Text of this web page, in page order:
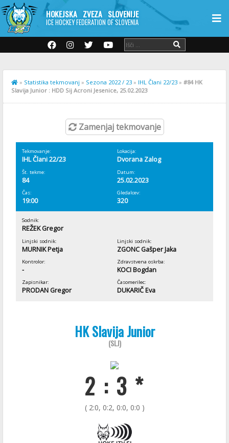
HOKEJSKA ZVEZA SLOVENIJE
ICE HOCKEY FEDERATION OF SLOVENIA
» Statistika tekmovanj » Sezona 2022 / 23 » IHL Člani 22/23 » #84 HK
Slavija Junior : HDD Sij Acroni Jesenice, 25.02.2023
Zamenjaj tekmovanje
Tekmovanje:
IHL Člani 22/23
Lokacija:
Dvorana Zalog
Št. tekme:
84
Datum:
25.02.2023
Čas:
19:00
Gledalcev:
320
Sodnik:
REŽEK Gregor
Linjski sodnik:
MURNIK Petja
Linjski sodnik:
ZGONC Gašper Jaka
Kontrolor:
-
Zdravstvena oskrba:
KOCI Bogdan
Zapisnikar:
PRODAN Gregor
Časomerilec:
DUKARIČ Eva
HK Slavija Junior
(SLJ)
2 : 3 *
( 2:0, 0:2, 0:0, 0:0 )